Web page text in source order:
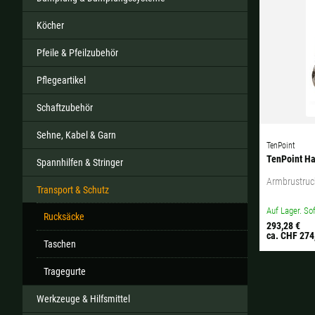
Köcher
Pfeile & Pfeilzubehör
Pflegeartikel
Schaftzubehör
Sehne, Kabel & Garn
Spannhilfen & Stringer
Transport & Schutz
Rucksäcke
Taschen
Tragegurte
Werkzeuge & Hilfsmittel
TenPoint
TenPoint
Auf Lager.
293,28 €
ca. CHF
Alle
Sollte Ihr Land nicht